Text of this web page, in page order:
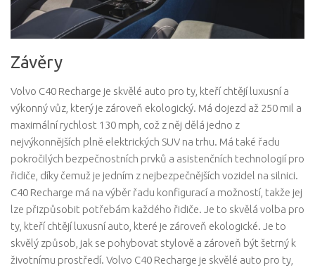
Závěry
Volvo C40 Recharge je skvělé auto pro ty, kteří chtějí luxusní a
výkonný vůz, který je zároveň ekologický. Má dojezd až 250 mil a
maximální rychlost 130 mph, což z něj dělá jedno z
nejvýkonnějších plně elektrických SUV na trhu. Má také řadu
pokročilých bezpečnostních prvků a asistenčních technologií pro
řidiče, díky čemuž je jedním z nejbezpečnějších vozidel na silnici.
C40 Recharge má na výběr řadu konfigurací a možností, takže jej
lze přizpůsobit potřebám každého řidiče. Je to skvělá volba pro
ty, kteří chtějí luxusní auto, které je zároveň ekologické. Je to
skvělý způsob, jak se pohybovat stylově a zároveň být šetrný k
životnímu prostředí. Volvo C40 Recharge je skvělé auto pro ty,